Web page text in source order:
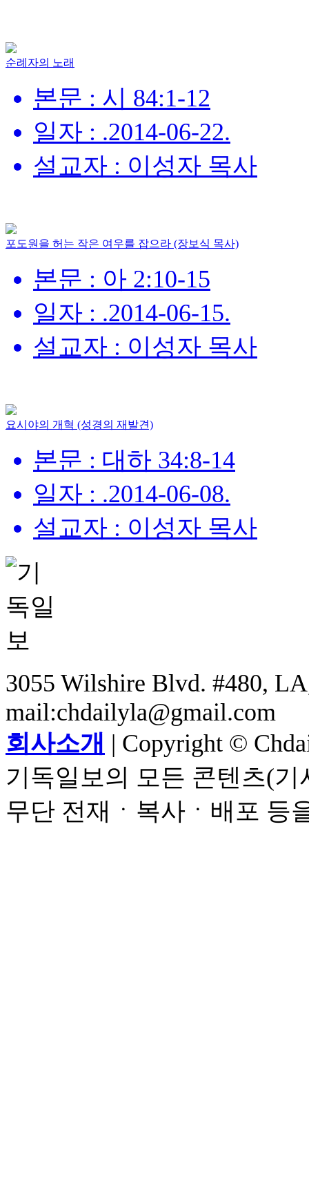
순례자의 노래
본문 : 시 84:1-12
일자 : .2014-06-22.
설교자 : 이성자 목사
포도원을 허는 작은 여우를 잡으라 (장보식 목사)
본문 : 아 2:10-15
일자 : .2014-06-15.
설교자 : 이성자 목사
요시야의 개혁 (성경의 재발견)
본문 : 대하 34:8-14
일자 : .2014-06-08.
설교자 : 이성자 목사
3055 Wilshire Blvd. #480,
mail:chdailyla@gmail.com
회사소개 | Copyright ©
기독일보의 모든 콘텐츠(
무단 전재ㆍ복사ㆍ배포 등